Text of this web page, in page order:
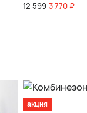
12 599 3 770 ₽
акция